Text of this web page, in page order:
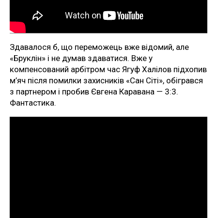
Здавалося б, що переможець вже відомий, але
«Бруклін» і не думав здаватися. Вже у
компенсований арбітром час Ягуф Халілов підхопив
м’яч після помилки захисників «Сан Сіті», обігрався
з партнером і пробив Євгена Каравана — 3:3.
Фантастика.